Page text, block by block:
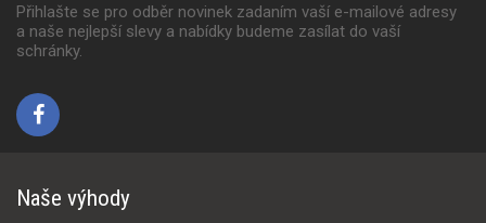
Přihlašte se pro odběr novinek zadaním vaší e-mailové adresy
a naše nejlepší slevy a nabídky budeme zasílat do vaší
schránky.
Naše výhody